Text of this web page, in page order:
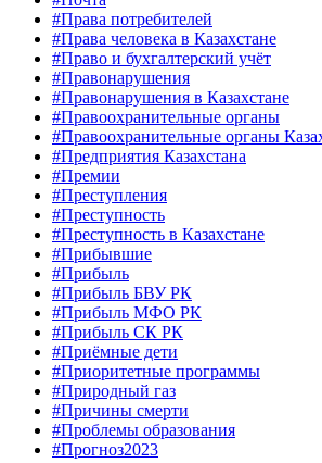
#Права потребителей
#Права человека в Казахстане
#Право и бухгалтерский учёт
#Правонарушения
#Правонарушения в Казахстане
#Правоохранительные органы
#Правоохранительные органы
#Предприятия Казахстана
#Премии
#Преступления
#Преступность
#Преступность в Казахстане
#Прибывшие
#Прибыль
#Прибыль БВУ РК
#Прибыль МФО РК
#Прибыль СК РК
#Приёмные дети
#Приоритетные программы
#Природный газ
#Причины смерти
#Проблемы образования
#Прогноз2023